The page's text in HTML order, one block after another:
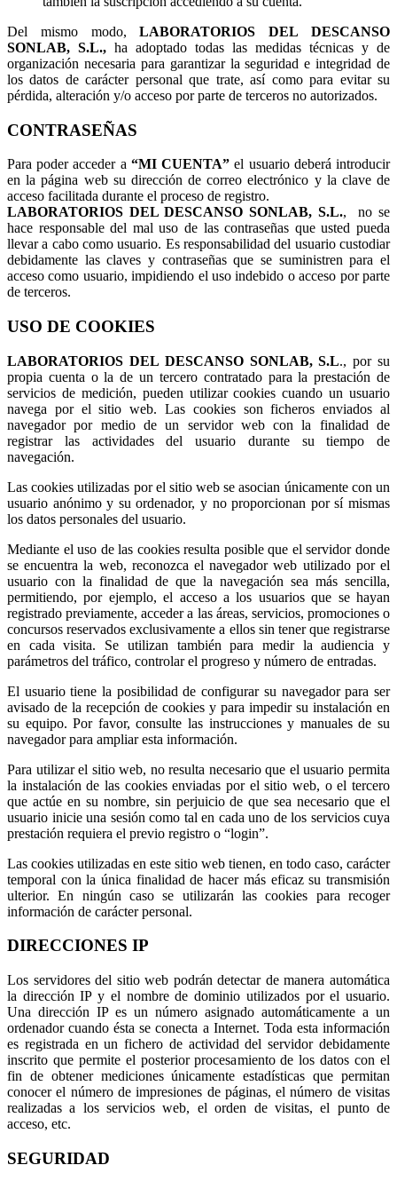
Del mismo modo,LABORATORIOS DEL DESCANSO
SONLAB, S.L., ha adoptado todas las medidas técnicas y de
organización necesaria para garantizar la seguridad e integridad de
los datos de carácter personal que trate, así como para evitar su
pérdida, alteración y/o acceso por parte de terceros no autorizados.
CONTRASEÑAS
Para poder acceder a “MI CUENTA” el usuario deberá introducir
en la página web su dirección de correo electrónico y la clave de
acceso facilitada durante el proceso de registro.
LABORATORIOS DEL DESCANSO SONLAB, S.L., no se
hace responsable del mal uso de las contraseñas que usted pueda
llevar a cabo como usuario. Es responsabilidad del usuario custodiar
debidamente las claves y contraseñas que se suministren para el
acceso como usuario, impidiendo el uso indebido o acceso por parte
de terceros.
USO DE COOKIES
LABORATORIOS DEL DESCANSO SONLAB, S.L., por su
propia cuenta o la de un tercero contratado para la prestación de
servicios de medición, pueden utilizar cookies cuando un usuario
navega por el sitio web. Las cookies son ficheros enviados al
navegador por medio de un servidor web con la finalidad de
registrar las actividades del usuario durante su tiempo de
navegación.
Las cookies utilizadas por el sitio web se asocian únicamente con un
usuario anónimo y su ordenador, y no proporcionan por sí mismas
los datos personales del usuario.
Mediante el uso de las cookies resulta posible que el servidor donde
se encuentra la web, reconozca el navegador web utilizado por el
usuario con la finalidad de que la navegación sea más sencilla,
permitiendo, por ejemplo, el acceso a los usuarios que se hayan
registrado previamente, acceder a las áreas, servicios, promociones o
concursos reservados exclusivamente a ellos sin tener que registrarse
en cada visita. Se utilizan también para medir la audiencia y
parámetros del tráfico, controlar el progreso y número de entradas.
El usuario tiene la posibilidad de configurar su navegador para ser
avisado de la recepción de cookies y para impedir su instalación en
su equipo. Por favor, consulte las instrucciones y manuales de su
navegador para ampliar esta información.
Para utilizar el sitio web, no resulta necesario que el usuario permita
la instalación de las cookies enviadas por el sitio web, o el tercero
que actúe en su nombre, sin perjuicio de que sea necesario que el
usuario inicie una sesión como tal en cada uno de los servicios cuya
prestación requiera el previo registro o “login”.
Las cookies utilizadas en este sitio web tienen, en todo caso, carácter
temporal con la única finalidad de hacer más eficaz su transmisión
ulterior. En ningún caso se utilizarán las cookies para recoger
información de carácter personal.
DIRECCIONES IP
Los servidores del sitio web podrán detectar de manera automática
la dirección IP y el nombre de dominio utilizados por el usuario.
Una dirección IP es un número asignado automáticamente a un
ordenador cuando ésta se conecta a Internet. Toda esta información
es registrada en un fichero de actividad del servidor debidamente
inscrito que permite el posterior procesamiento de los datos con el
fin de obtener mediciones únicamente estadísticas que permitan
conocer el número de impresiones de páginas, el número de visitas
realizadas a los servicios web, el orden de visitas, el punto de
acceso, etc.
SEGURIDAD